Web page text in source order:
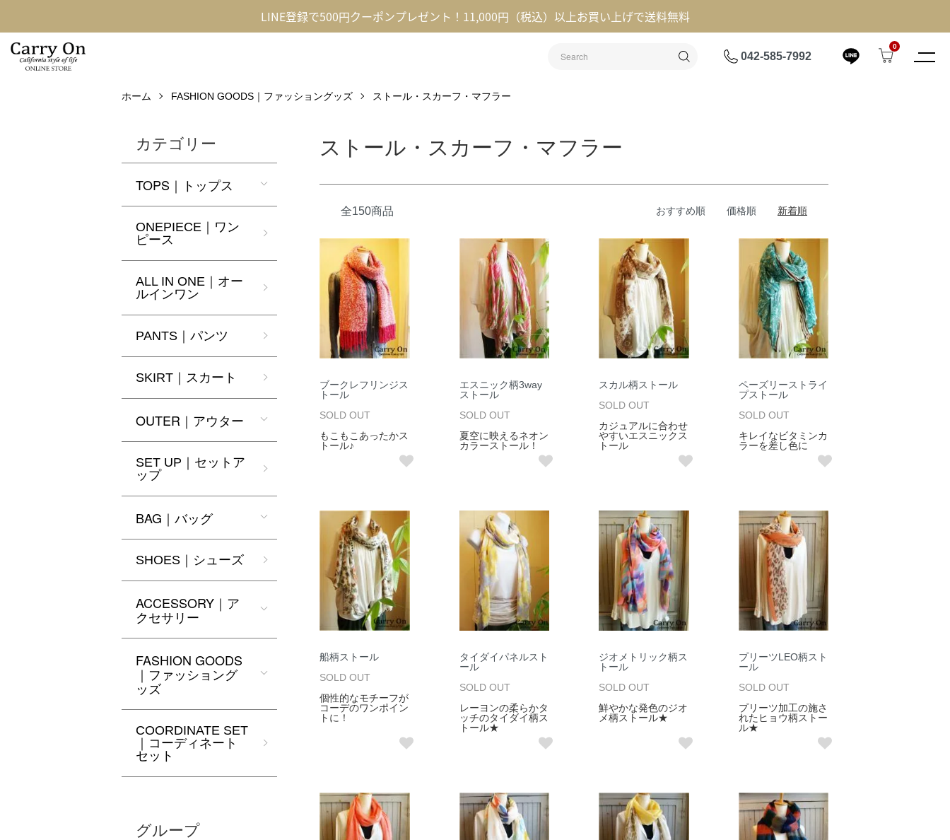
LINE登録で500円クーポンプレゼント！11,000円（税込）以上お買い上げで送料無料
042-585-7992
0
ホーム FASHION GOODS｜ファッショングッズ ストール・スカーフ・マフラー
ストール・スカーフ・マフラー
全150商品 おすすめ順 価格順 新着順
ブークレフリンジス
トール
SOLD OUT
もこもこあったかス
トール♪
エスニック柄3way
ストール
SOLD OUT
夏空に映えるネオン
カラーストール！
スカル柄ストール
SOLD OUT
カジュアルに合わせ
やすいエスニックス
トール
ペーズリーストライ
プストール
SOLD OUT
キレイなビタミンカ
ラーを差し色に
船柄ストール
SOLD OUT
個性的なモチーフが
コーデのワンポイン
トに！
タイダイパネルスト
ール
SOLD OUT
レーヨンの柔らかタ
ッチのタイダイ柄ス
トール★
ジオメトリック柄ス
トール
SOLD OUT
鮮やかな発色のジオ
メ柄ストール★
プリーツLEO柄スト
ール
SOLD OUT
プリーツ加工の施さ
れたヒョウ柄ストー
ル★
カテゴリー
TOPS｜トップス
ONEPIECE｜ワン
ピース
ALL IN ONE｜オー
ルインワン
PANTS｜パンツ
SKIRT｜スカート
OUTER｜アウター
SET UP｜セットア
ップ
BAG｜バッグ
SHOES｜シューズ
ACCESSORY｜ア
クセサリー
FASHION GOODS
｜ファッショング
ッズ
COORDINATE SET
｜コーディネート
セット
グループ